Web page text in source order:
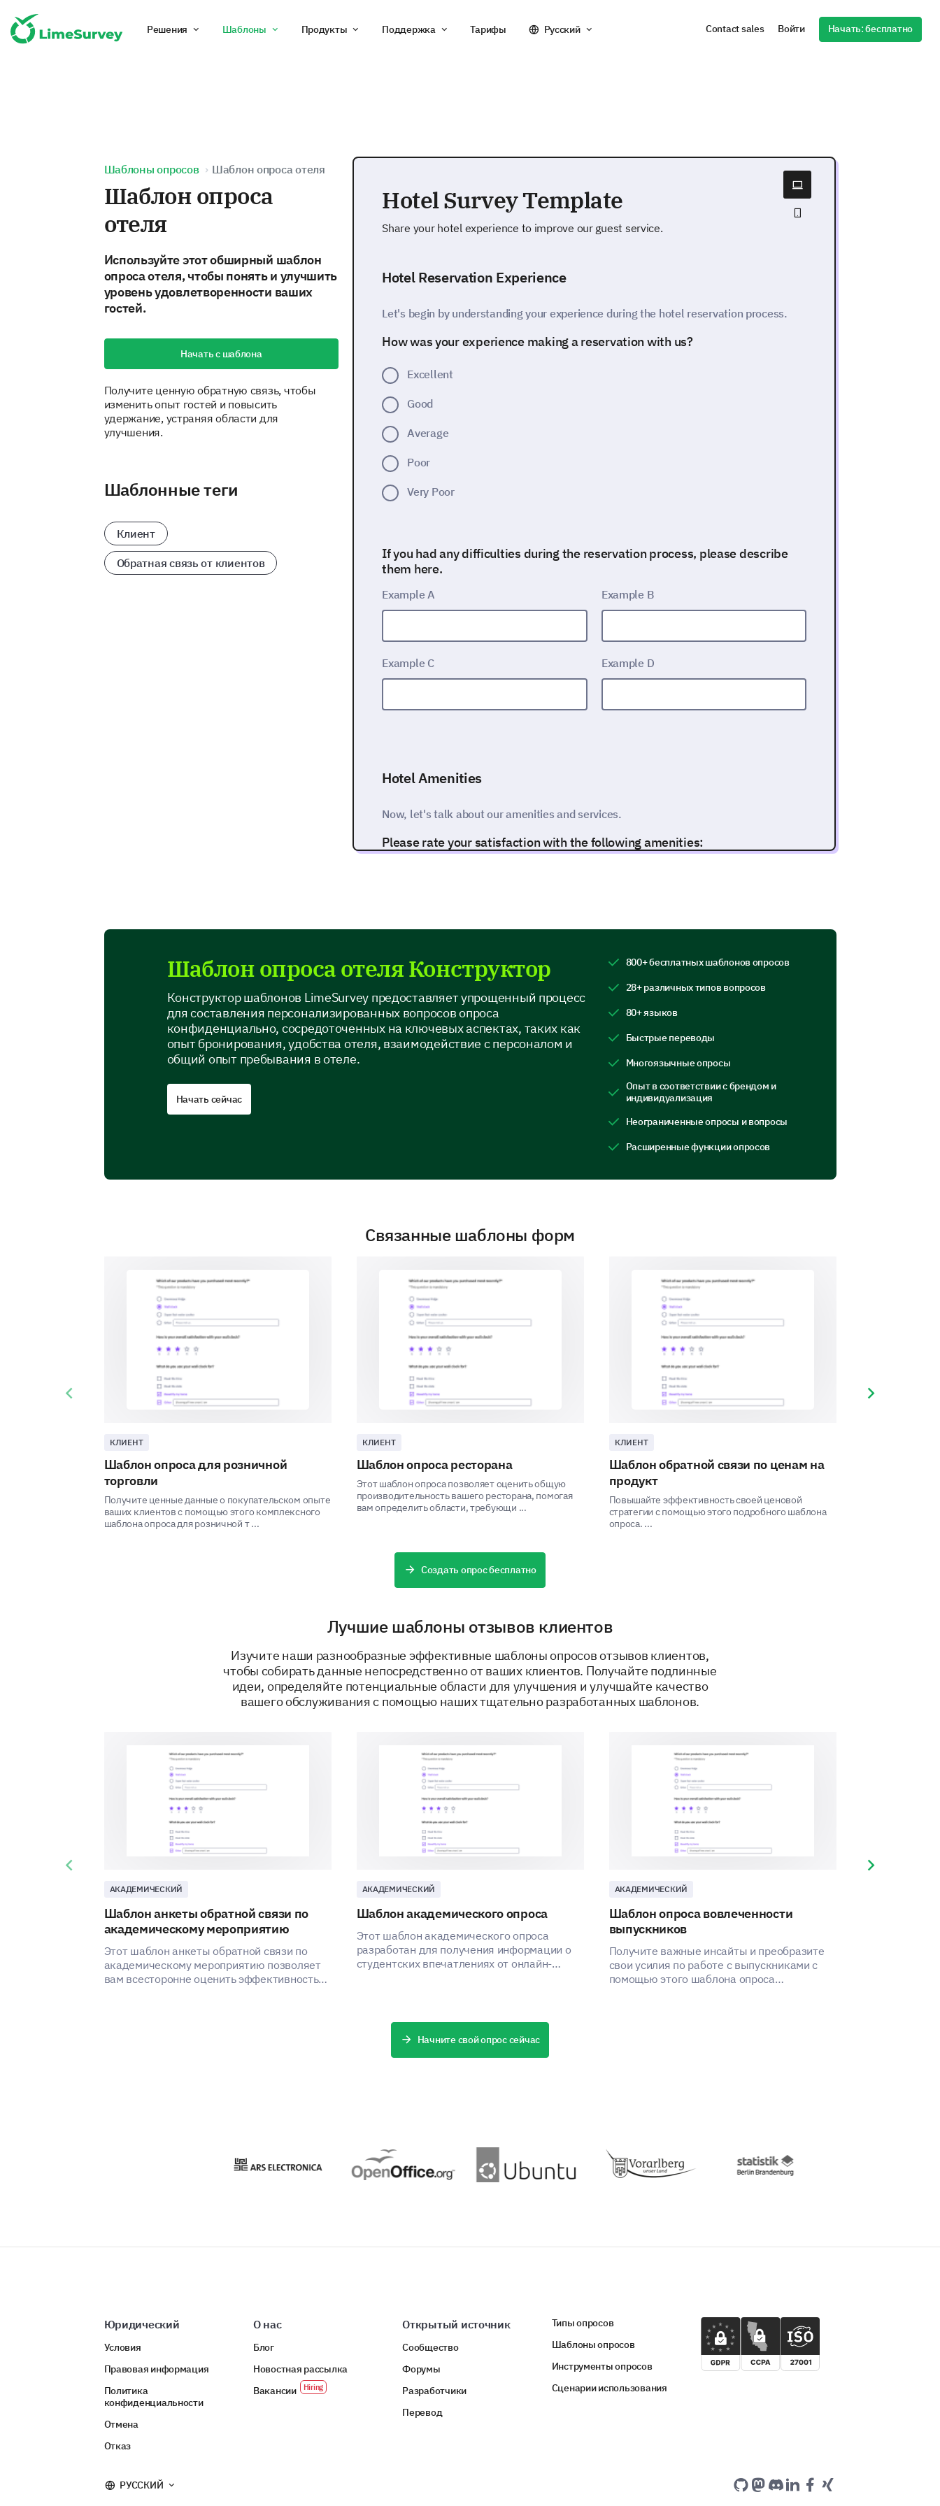
Решения Шаблоны Продукты Поддержка Тарифы Русский Contact sales Войти Начать: бесплатно
Шаблоны опросов Шаблон опроса отеля
Шаблон опроса
отеля
Используйте этот обширный шаблон
опроса отеля, чтобы понять и улучшить
уровень удовлетворенности ваших
гостей.
Начать с шаблона
Получите ценную обратную связь, чтобы
изменить опыт гостей и повысить
удержание, устраняя области для
улучшения.
Шаблонные теги
Клиент
Обратная связь от клиентов
Hotel Survey Template
Share your hotel experience to improve our guest service.
Hotel Reservation Experience
Let's begin by understanding your experience during the hotel reservation process.
How was your experience making a reservation with us?
Excellent
Good
Average
Poor
Very Poor
If you had any difficulties during the reservation process, please describe
them here.
Example A Example B
Example C Example D
Hotel Amenities
Now, let's talk about our amenities and services.
Please rate your satisfaction with the following amenities:
Food & Beverages
Gym / Fitness center
If you have any suggestions for improving any of the above amenities, please
Hotel Staff Interaction
Were the hotel staff friendly and helpful?
Yes No
If you had any unfavorable experiences with the staff, please describe.
Overall Hotel Experience
What was your favorite part of your stay?
ПРИДАНО
Шаблон опроса отеля Конструктор
Конструктор шаблонов LimeSurvey предоставляет упрощенный процесс
для составления персонализированных вопросов опроса
конфиденциально, сосредоточенных на ключевых аспектах, таких как
опыт бронирования, удобства отеля, взаимодействие с персоналом и
общий опыт пребывания в отеле.
Начать сейчас
800+ бесплатных шаблонов опросов
28+ различных типов вопросов
80+ языков
Быстрые переводы
Многоязычные опросы
Опыт в соответствии с брендом и
индивидуализация
Неограниченные опросы и вопросы
Расширенные функции опросов
Связанные шаблоны форм
КЛИЕНТ
Шаблон опроса для розничной
торговли
Получите ценные данные о покупательском опыте
ваших клиентов с помощью этого комплексного
шаблона опроса для розничной т ...
КЛИЕНТ
Шаблон опроса ресторана
Этот шаблон опроса позволяет оценить общую
производительность вашего ресторана, помогая
вам определить области, требующи ...
КЛИЕНТ
Шаблон обратной связи по ценам на
продукт
Повышайте эффективность своей ценовой
стратегии с помощью этого подробного шаблона
опроса. ...
Previous slide Next slide
Создать опрос бесплатно
Лучшие шаблоны отзывов клиентов
Изучите наши разнообразные эффективные шаблоны опросов отзывов клиентов,
чтобы собирать данные непосредственно от ваших клиентов. Получайте подлинные
идеи, определяйте потенциальные области для улучшения и улучшайте качество
вашего обслуживания с помощью наших тщательно разработанных шаблонов.
АКАДЕМИЧЕСКИЙ
Шаблон анкеты обратной связи по
академическому мероприятию
Этот шаблон анкеты обратной связи по
академическому мероприятию позволяет
вам всесторонне оценить эффективность
АКАДЕМИЧЕСКИЙ
Шаблон академического опроса
Этот шаблон академического опроса
разработан для получения информации о
студентских впечатлениях от онлайн-
повысить эффективность платформы.
АКАДЕМИЧЕСКИЙ
Шаблон опроса вовлеченности
выпускников
Получите важные инсайты и преобразите
свои усилия по работе с выпускниками с
помощью этого шаблона опроса
Previous slide Next slide
Начните свой опрос сейчас
Юридический
Условия
Правовая информация
Политика
конфиденциальности
Отмена
Отказ
О нас
Блог
Новостная рассылка
Вакансии
Открытый источник
Сообщество
Форумы
Разработчики
Перевод
Типы опросов
Шаблоны опросов
Инструменты опросов
Сценарии использования
РУССКИЙ